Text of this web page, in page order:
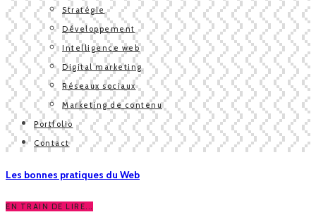
Stratégie
Développement
Intelligence web
Digital marketing
Réseaux sociaux
Marketing de contenu
Portfolio
Contact
Les bonnes pratiques du Web
EN TRAIN DE LIRE...